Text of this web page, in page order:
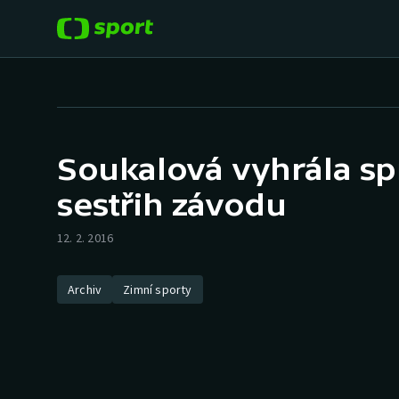
Hokej
Tenis
Cyklistika
Baseball a softbal
Basketbal
Soukalová vyhrála
sestřih závodu
12. 2. 2016
Archiv Zimní sporty